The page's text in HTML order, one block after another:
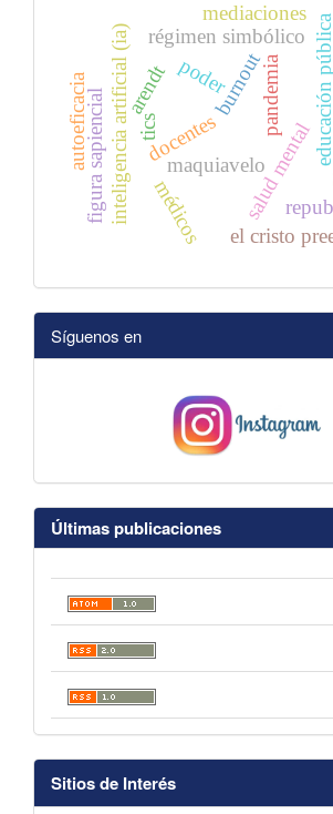
salud mental
burnout
docentes
arendt
maquiavelo
inteligencia artificial (ia)
el cristo
figura sapiencial
régimen simbólico
mediaciones
médicos
autoeficacia poder
tics pandemia
Síguenos en
Últimas publicaciones
Sitios de Interés